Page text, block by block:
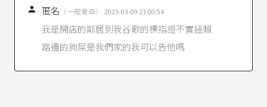
憲法法庭111年憲判字第2號判決
復名譽之適當處分。』所稱之『適當處分』，應
不包括法院以判決命加害人道歉之情形，始符憲
 匿名 （一般會員） 2023-03-09 23:00:54
我是開店的鄰居到我谷歌的標指證不實誣賴
路邊的狗屎是我們家的我可以告他嗎